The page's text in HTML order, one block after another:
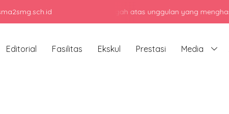
sekolah menengah atas unggulan yang menghasilkan
Editorial Fasilitas Ekskul Prestasi Media